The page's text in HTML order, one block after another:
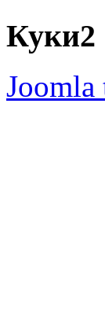
Куки2
Joomla